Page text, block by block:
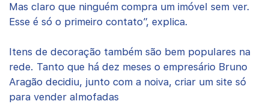
Mas claro que ninguém compra um imóvel sem ver.
Esse é só o primeiro contato”, explica.
Itens de decoração também são bem populares na
rede. Tanto que há dez meses o empresário Bruno
Aragão decidiu, junto com a noiva, criar um site só
para vender almofadas